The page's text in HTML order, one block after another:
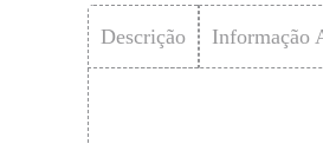
Descrição Informação